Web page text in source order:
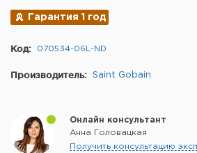
Гарантия 1 год
Код: 070534-06L-ND
Производитель: Saint Gobain
Онлайн консультант
Анна Головацкая
Получить консультацию